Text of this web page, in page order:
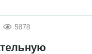
5878